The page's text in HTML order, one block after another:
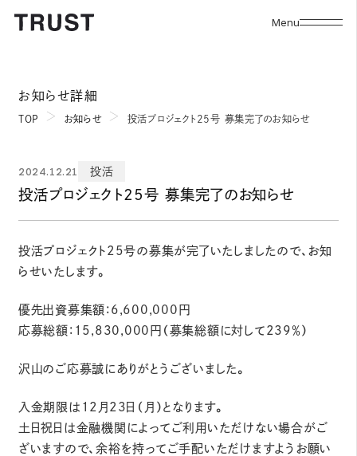
Menu
お知らせ詳細
TOP お知らせ 投活プロジェクト25号 募集完了のお知らせ
2024.12.21 投活
投活プロジェクト25号 募集完了のお知らせ
投活プロジェクト25号の募集が完了いたしましたので、お知
らせいたします。
優先出資募集額：6,600,000円
応募総額：15,830,000円（募集総額に対して239％）
沢山のご応募誠にありがとうございました。
入金期限は12月23日（月）となります。
土日祝日は金融機関によってご利用いただけない場合がご
ざいますので、余裕を持ってご手配いただけますようお願い